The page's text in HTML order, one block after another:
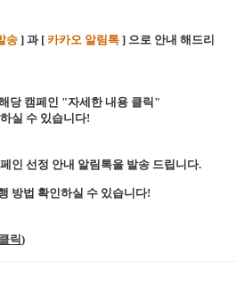
송 ] 과 [ 카카오 알림톡 ] 으로 안내 해드리
당 캠페인 "자세한 내용 클릭"
실 수 있습니다!
인 선정 안내 알림톡을 발송 드립니다.
방법 확인하실 수 있습니다!
릭)